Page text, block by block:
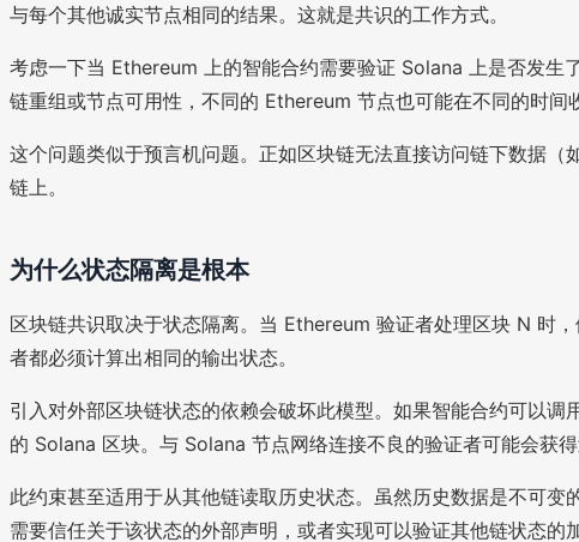
与每个其他诚实节点相同的结果。这就是共识的工作方式。
考虑一下当 Ethereum 上的智能合约需要验证 Solana 上是否发
链重组或节点可用性，不同的 Ethereum 节点也可能在不同的时间
这个问题类似于预言机问题。正如区块链无法直接访问链下数据
链上。
为什么状态隔离是根本
区块链共识取决于状态隔离。当 Ethereum 验证者处理区块 N 时
者都必须计算出相同的输出状态。
引入对外部区块链状态的依赖会破坏此模型。如果智能合约可以调
的 Solana 区块。与 Solana 节点网络连接不良的验证者可能会获
此约束甚至适用于从其他链读取历史状态。虽然历史数据是不可
需要信任关于该状态的外部声明，或者实现可以验证其他链状态的